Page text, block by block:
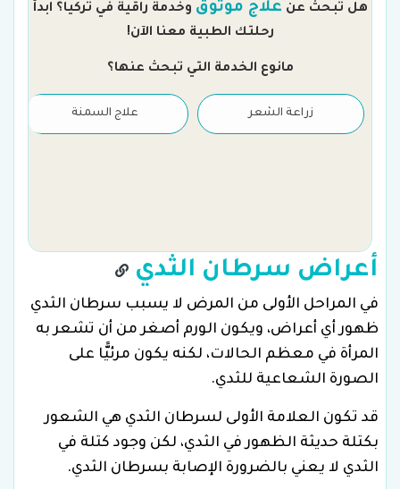
هل تبحث عن علاج موثوق وخدمة راقية في تركيا؟ ابدأ
رحلتك الطبية معنا الآن!
مانوع الخدمة التي تبحث عنها؟
زراعة الشعر علاج السمنة
أعراض سرطان الثدي
في المراحل الأولى من المرض لا يسبب سرطان الثدي
ظهور أي أعراض، ويكون الورم أصغر من أن تشعر به
المرأة في معظم الحالات، لكنه يكون مرئيًّا على
الصورة الشعاعية للثدي.
قد تكون العلامة الأولى لسرطان الثدي هي الشعور
بكتلة حديثة الظهور في الثدي، لكن وجود كتلة في
الثدي لا يعني بالضرورة الإصابة بسرطان الثدي.